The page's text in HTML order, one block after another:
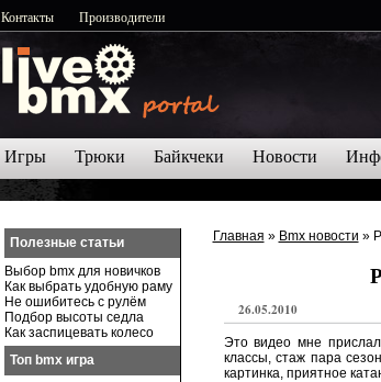
Контакты Производители
Игры Трюки Байкчеки Новости
Главная » Bmx новости »
26.05.2010
Это видео мне
классы, стаж пара
картинка, приятное
Полезные статьи
Выбор bmx для новичков
Как выбрать удобную раму
Не ошибитесь с рулём
Подбор высоты седла
Как заспицевать колесо
Топ bmx игра